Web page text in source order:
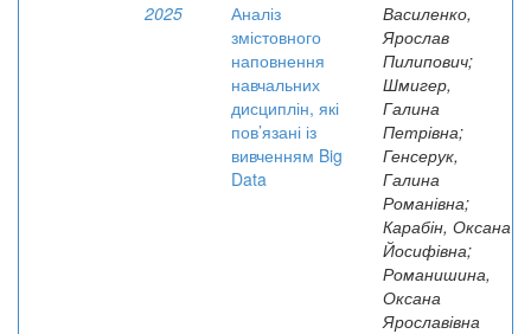
2025
Аналіз
змістовного
наповнення
навчальних
дисциплін, які
пов’язані із
вивченням Big
Data
Василенко,
Ярослав
Пилипович;
Шмигер,
Галина
Петрівна;
Генсерук,
Галина
Романівна;
Карабін, Оксана
Йосифівна;
Романишина,
Оксана
Ярославівна